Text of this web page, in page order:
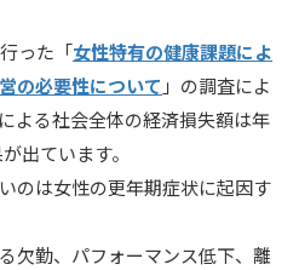
った「女性特有の健康課題によ
の必要性について 」の調査によ
よる社会全体の経済損失額は年
出ています。
のは女性の更年期症状に起因す
欠勤、パフォーマンス低下、離